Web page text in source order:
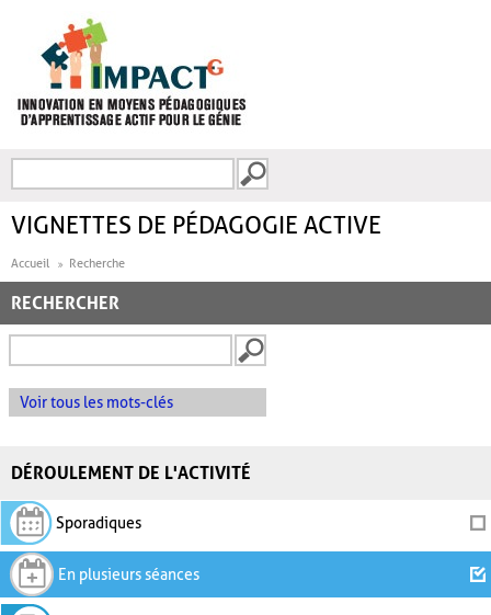
FORMULAIRE DE
VIGNETTES DE PÉDAGOGIE ACTIVE
Accueil Recherche
RECHERCHER
Voir tous les mots-clés
DÉROULEMENT DE L'ACTIVITÉ
Sporadiques
En plusieurs séances